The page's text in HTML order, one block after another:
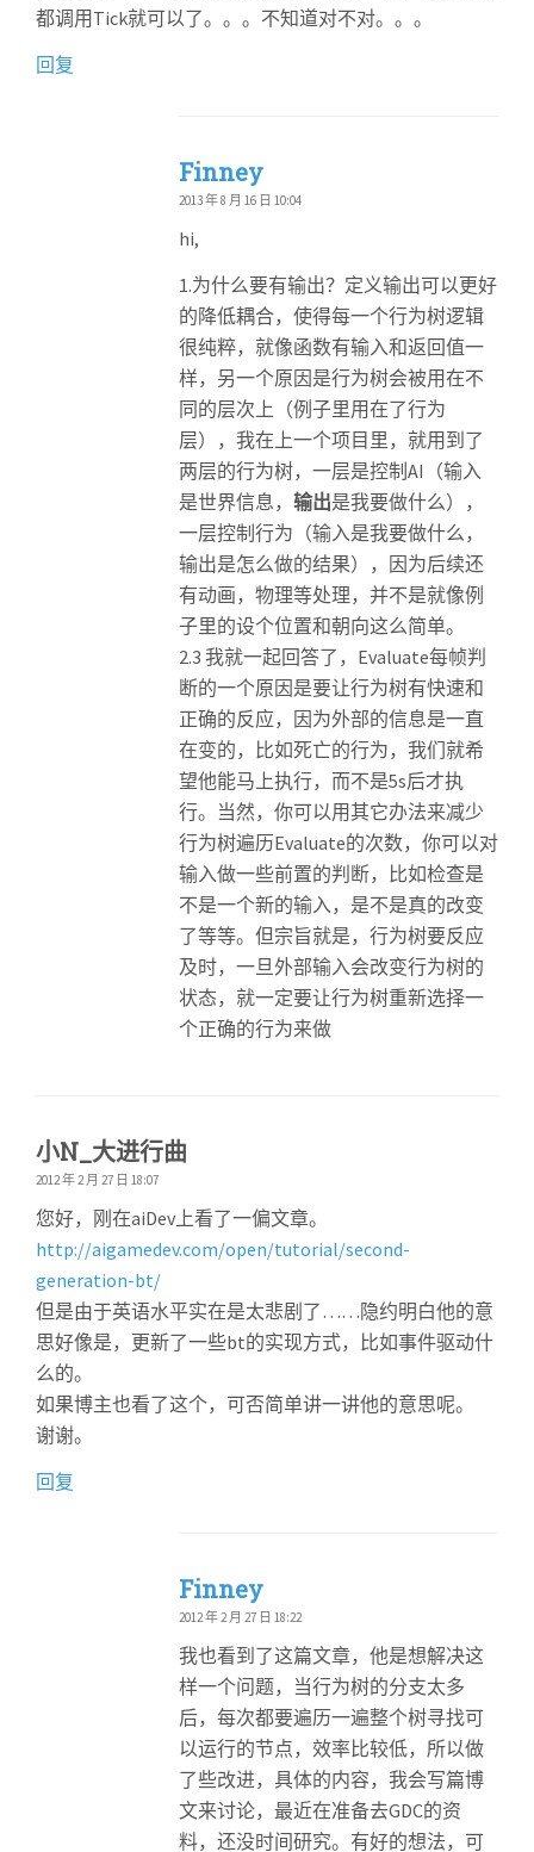
都调用Tick就可以了。。。不知道对不对。。。
回复
Finney
2013 年 8 月 16 日 10:04
hi,
1.为什么要有输出？定义输出可以更好
的降低耦合，使得每一个行为树逻辑
很纯粹，就像函数有输入和返回值一
样，另一个原因是行为树会被用在不
同的层次上（例子里用在了行为
层），我在上一个项目里，就用到了
两层的行为树，一层是控制AI（输入
是世界信息， 输出是我要做什么），
一层控制行为（输入是我要做什么，
输出是怎么做的结果），因为后续还
有动画，物理等处理，并不是就像例
子里的设个位置和朝向这么简单。
2.3 我就一起回答了，Evaluate每帧判
断的一个原因是要让行为树有快速和
正确的反应，因为外部的信息是一直
在变的，比如死亡的行为，我们就希
望他能马上执行，而不是5s后才执
行。当然，你可以用其它办法来减少
行为树遍历Evaluate的次数，你可以对
输入做一些前置的判断，比如检查是
不是一个新的输入，是不是真的改变
了等等。但宗旨就是，行为树要反应
及时，一旦外部输入会改变行为树的
状态，就一定要让行为树重新选择一
个正确的行为来做
小N_大进行曲
2012 年 2 月 27 日 18:07
您好，刚在aiDev上看了一偏文章。
http://aigamedev.com/open/tutorial/second-
generation-bt/
但是由于英语水平实在是太悲剧了……隐约明白他的意
思好像是，更新了一些bt的实现方式，比如事件驱动什
么的。
如果博主也看了这个，可否简单讲一讲他的意思呢。
谢谢。
回复
Finney
2012 年 2 月 27 日 18:22
我也看到了这篇文章，他是想解决这
样一个问题，当行为树的分支太多
后，每次都要遍历一遍整个树寻找可
以运行的节点，效率比较低，所以做
了些改进，具体的内容，我会写篇博
文来讨论，最近在准备去GDC的资
料，还没时间研究。有好的想法，可